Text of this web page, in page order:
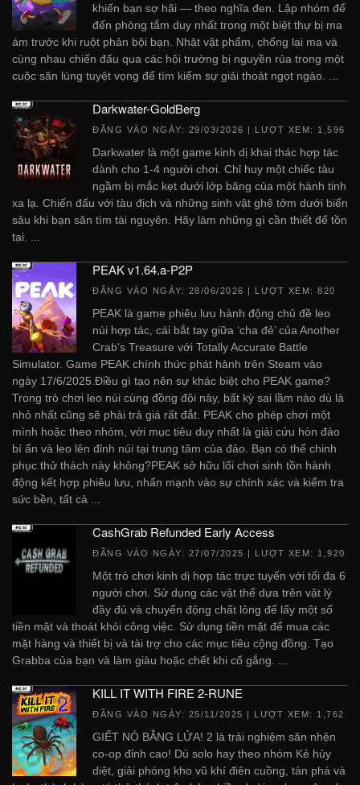
khiến bạn sợ hãi — theo nghĩa đen. Lập nhóm để
đến phòng tắm duy nhất trong một biệt thự bị ma
ám trước khi ruột phản bội bạn. Nhặt vật phẩm, chống lại ma và
cùng nhau chiến đấu qua các hội trường bị nguyền rủa trong một
cuộc săn lùng tuyệt vọng để tìm kiếm sự giải thoát ngọt ngào. ...
Darkwater-GoldBerg
ĐĂNG VÀO NGÀY: 29/03/2026 | LƯỢT XEM: 1,596
Darkwater là một game kinh dị khai thác hợp tác
dành cho 1-4 người chơi. Chỉ huy một chiếc tàu
ngầm bị mắc kẹt dưới lớp băng của một hành tinh
xa lạ. Chiến đấu với tàu địch và những sinh vật ghê tởm dưới biển
sâu khi bạn săn tìm tài nguyên. Hãy làm những gì cần thiết để tồn
tại. ...
PEAK v1.64.a-P2P
ĐĂNG VÀO NGÀY: 28/06/2026 | LƯỢT XEM: 820
PEAK là game phiêu lưu hành động chủ đề leo
núi hợp tác, cái bắt tay giữa ‘cha đẻ’ của Another
Crab's Treasure với Totally Accurate Battle
Simulator. Game PEAK chính thức phát hành trên Steam vào
ngày 17/6/2025.Điều gì tạo nên sự khác biệt cho PEAK game?
Trong trò chơi leo núi cùng đồng đội này, bất kỳ sai lầm nào dù là
nhỏ nhất cũng sẽ phải trả giá rất đắt. PEAK cho phép chơi một
mình hoặc theo nhóm, với mục tiêu duy nhất là giải cứu hòn đảo
bí ẩn và leo lên đỉnh núi tại trung tâm của đảo. Bạn có thể chinh
phục thử thách này không?PEAK sở hữu lối chơi sinh tồn hành
động kết hợp phiêu lưu, nhấn mạnh vào sự chính xác và kiểm tra
sức bền, tất cả ...
CashGrab Refunded Early Access
ĐĂNG VÀO NGÀY: 27/07/2025 | LƯỢT XEM: 1,920
Một trò chơi kinh dị hợp tác trực tuyến với tối đa 6
người chơi. Sử dụng các vật thể dựa trên vật lý
đầy đủ và chuyển động chất lỏng để lấy một số
tiền mặt và thoát khỏi công việc. Sử dụng tiền mặt để mua các
mặt hàng và thiết bị và tài trợ cho các mục tiêu cộng đồng. Tạo
Grabba của bạn và làm giàu hoặc chết khi cố gắng. ...
KILL IT WITH FIRE 2-RUNE
ĐĂNG VÀO NGÀY: 25/11/2025 | LƯỢT XEM: 1,762
GIẾT NÓ BẰNG LỬA! 2 là trải nghiệm săn nhện
co-op đỉnh cao! Dù solo hay theo nhóm Kẻ hủy
diệt, giải phóng kho vũ khí điên cuồng, tàn phá và